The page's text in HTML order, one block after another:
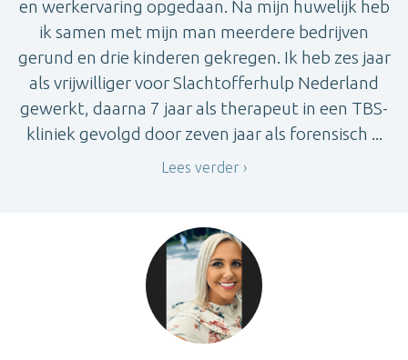
en werkervaring opgedaan. Na mijn huwelijk heb
ik samen met mijn man meerdere bedrijven
gerund en drie kinderen gekregen. Ik heb zes jaar
als vrijwilliger voor Slachtofferhulp Nederland
gewerkt, daarna 7 jaar als therapeut in een TBS-
kliniek gevolgd door zeven jaar als forensisch ...
Lees verder